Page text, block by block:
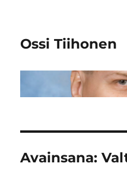
Ossi Tiihonen
Avainsana: